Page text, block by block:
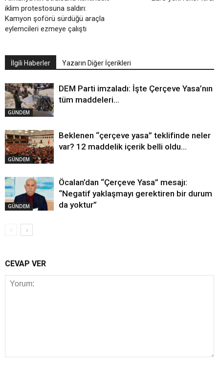
iklim protestosuna saldırı:
Kamyon şoförü sürdüğü araçla
eylemcileri ezmeye çalıştı
İlgili Haberler Yazarın Diğer İçerikleri
GÜNDEM
DEM Parti imzaladı: İşte Çerçeve Yasa’nın
tüm maddeleri…
GÜNDEM
Beklenen “çerçeve yasa” teklifinde neler
var? 12 maddelik içerik belli oldu…
GÜNDEM
Öcalan’dan “Çerçeve Yasa” mesajı:
“Negatif yaklaşmayı gerektiren bir durum
da yoktur”
CEVAP VER